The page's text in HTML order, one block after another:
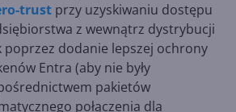
trust przy uzyskiwaniu dostępu
z wewnątrz dystrybucji
poprzez dodanie lepszej ochrony
Entra (aby nie były
pakietów
połączenia dla